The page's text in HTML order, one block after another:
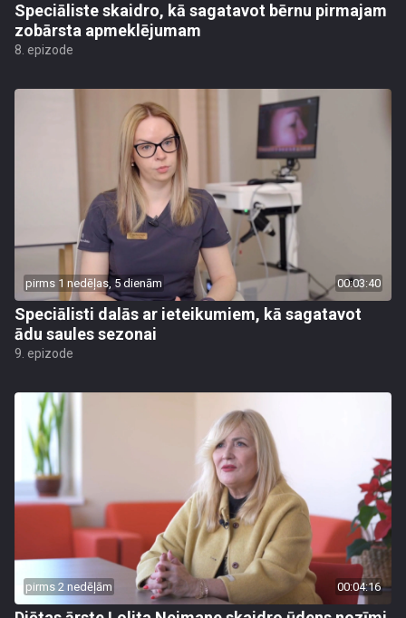
Speciāliste skaidro, kā sagatavot bērnu pirmajam
zobārsta apmeklējumam
8. epizode
pirms 1 nedēļas, 5 dienām 00:03:40
Speciālisti dalās ar ieteikumiem, kā sagatavot
ādu saules sezonai
9. epizode
pirms 2 nedēļām 00:04:16